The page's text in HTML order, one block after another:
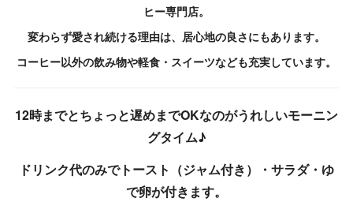
ヒー専門店。
変わらず愛され続ける理由は、居心地の良さにもあります。
コーヒー以外の飲み物や軽食・スイーツなども充実しています。
12時までとちょっと遅めまでOKなのがうれしいモーニン
グタイム♪
ドリンク代のみでトースト（ジャム付き）・サラダ・ゆ
で卵が付きます。